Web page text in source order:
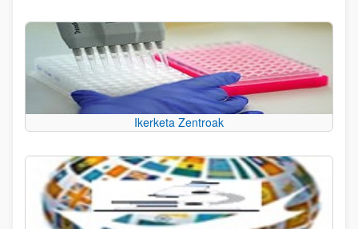
Ikerketa Zentroak